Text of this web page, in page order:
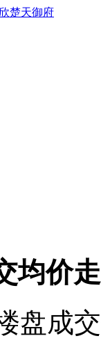
楚天御府
均价
盘成